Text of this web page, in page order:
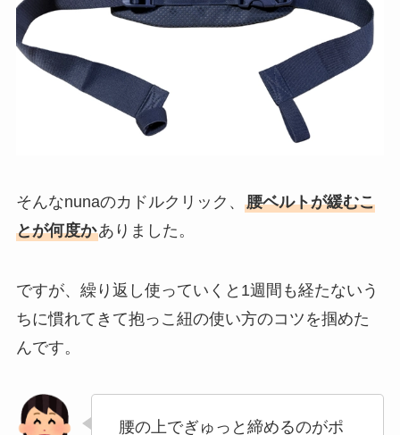
そんなnunaのカドルクリック、 腰ベルトが緩むこ
とが何度かありました 。
ですが、繰り返し使っていくと 1週間も経たないう
ちに慣れてきて抱っこ紐の使い方のコツを掴めた
んです。
腰の上でぎゅっと締めるのがポ